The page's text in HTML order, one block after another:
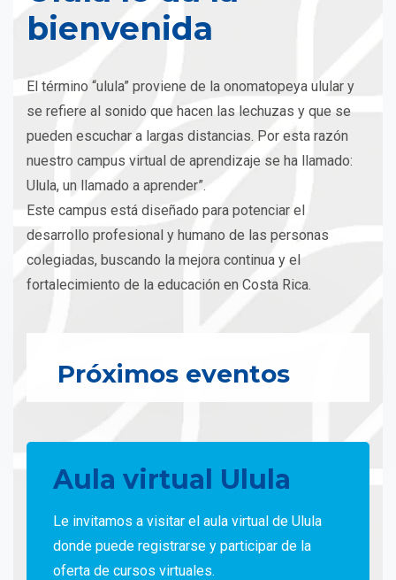
bienvenida
El término “ulula” proviene de la onomatopeya ulular y
se refiere al sonido que hacen las lechuzas y que se
pueden escuchar a largas distancias. Por esta razón
nuestro campus virtual de aprendizaje se ha llamado:
Ulula, un llamado a aprender”.
Este campus está diseñado para potenciar el
desarrollo profesional y humano de las personas
colegiadas, buscando la mejora continua y el
fortalecimiento de la educación en Costa Rica.
Próximos eventos
Aula virtual Ulula
Le invitamos a visitar el aula virtual de Ulula
donde puede registrarse y participar de la
oferta de cursos virtuales.